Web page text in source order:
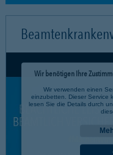
Wir benötigen Ihre
Wir verwenden einen
einzubetten. Dieser Service
lesen Sie die Details durch